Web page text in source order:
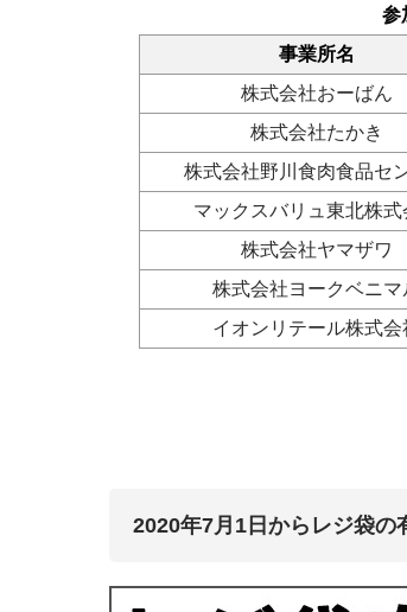
参
事業所名
株式会社おーばん
株式会社たかき
株式会社野川食肉食品セ
マックスバリュ東北株式
株式会社ヤマザワ
株式会社ヨークベニマ
イオンリテール株式会
2020年7月1日からレジ袋の